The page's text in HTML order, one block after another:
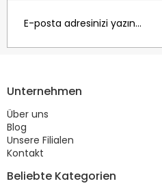
Unternehmen
Über uns
Blog
Unsere Filialen
Kontakt
Beliebte Kategorien